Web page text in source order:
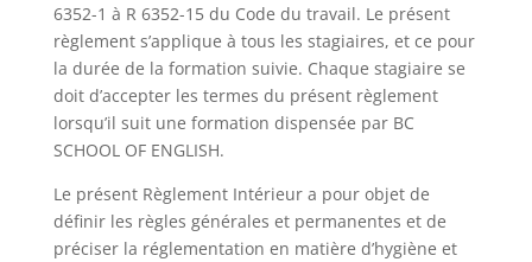
6352-1 à R 6352-15 du Code du travail. Le présent
règlement s’applique à tous les stagiaires, et ce pour
la durée de la formation suivie. Chaque stagiaire se
doit d’accepter les termes du présent règlement
lorsqu’il suit une formation dispensée par BC
SCHOOL OF ENGLISH.
Le présent Règlement Intérieur a pour objet de
définir les règles générales et permanentes et de
préciser la réglementation en matière d’hygiène et